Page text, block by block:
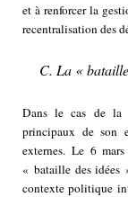
et à renforcer la
recentralisation des
C. La «
Dans le cas de la
principaux de son
externes. Le 6
« bataille des idées
contexte politique